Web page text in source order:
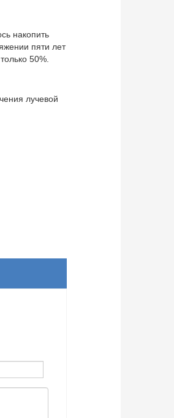
накопить
пяти лет
50%.
лучевой